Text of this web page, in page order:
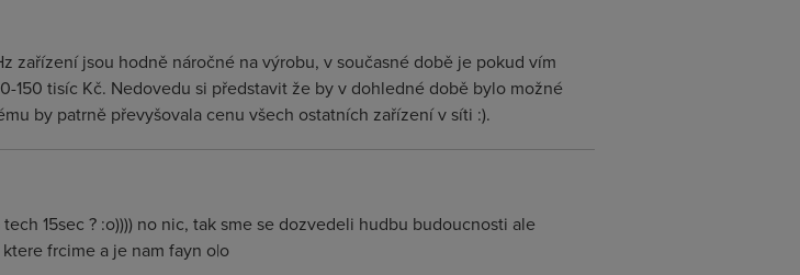
zařízení jsou hodně náročné na výrobu, v současné době je pokud vím
150 tisíc Kč. Nedovedu si představit že by v dohledné době bylo možné
by patrně převyšovala cenu všech ostatních zařízení v síti :).
15sec ? :o)))) no nic, tak sme se dozvedeli hudbu budoucnosti ale
frcime a je nam fayn o|o